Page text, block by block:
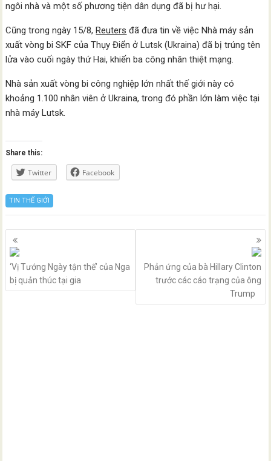
ngôi nhà và một số phương tiện dân dụng đã bị hư hại.
Cũng trong ngày 15/8, Reuters đã đưa tin về việc Nhà máy sản
xuất vòng bi SKF của Thụy Điển ở Lutsk (Ukraina) đã bị trúng tên
lửa vào cuối ngày thứ Hai, khiến ba công nhân thiệt mạng.
Nhà sản xuất vòng bi công nghiệp lớn nhất thế giới này có
khoảng 1.100 nhân viên ở Ukraina, trong đó phần lớn làm việc tại
nhà máy Lutsk.
Share this:
Twitter Facebook
TIN THẾ GIỚI
Posts
navigation
‘Vị Tướng Ngày tận thế’ của Nga
bị quản thúc tại gia
Phản ứng của bà Hillary Clinton
trước các cáo trạng của ông
Trump